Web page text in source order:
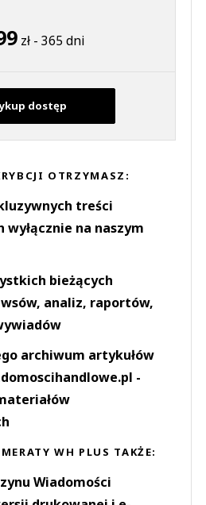
zł - 365 dni
dostęp
OTRZYMASZ:
treści
na naszym
bieżących
analiz, raportów,
archiwum artykułów
-
WH PLUS TAKŻE:
Wiadomości